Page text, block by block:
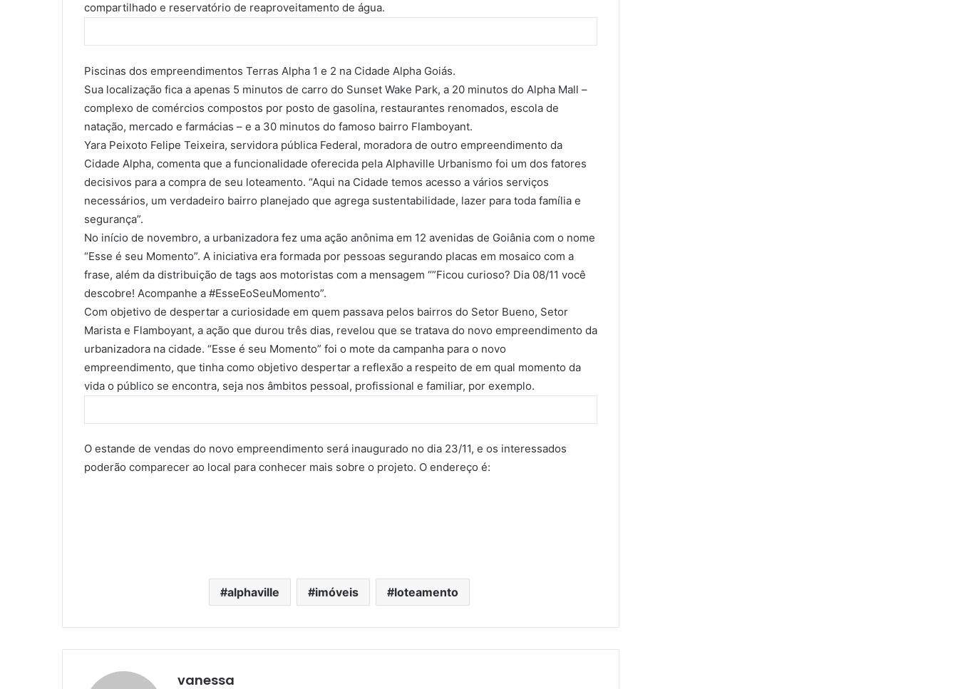
compartilhado e reservatório de reaproveitamento de água.
Piscinas dos empreendimentos Terras Alpha 1 e 2 na Cidade Alpha Goiás.
Sua localização fica a apenas 5 minutos de carro do Sunset Wake Park, a 20 minutos do Alpha Mall –
complexo de comércios compostos por posto de gasolina, restaurantes renomados, escola de
natação, mercado e farmácias – e a 30 minutos do famoso bairro Flamboyant.
Yara Peixoto Felipe Teixeira, servidora pública Federal, moradora de outro empreendimento da
Cidade Alpha, comenta que a funcionalidade oferecida pela Alphaville Urbanismo foi um dos fatores
decisivos para a compra de seu loteamento. “Aqui na Cidade temos acesso a vários serviços
necessários, um verdadeiro bairro planejado que agrega sustentabilidade, lazer para toda família e
segurança”.
No início de novembro, a urbanizadora fez uma ação anônima em 12 avenidas de Goiânia com o nome
“Esse é seu Momento”. A iniciativa era formada por pessoas segurando placas em mosaico com a
frase, além da distribuição de tags aos motoristas com a mensagem “”Ficou curioso? Dia 08/11 você
descobre! Acompanhe a #EsseEoSeuMomento”.
Com objetivo de despertar a curiosidade em quem passava pelos bairros do Setor Bueno, Setor
Marista e Flamboyant, a ação que durou três dias, revelou que se tratava do novo empreendimento da
urbanizadora na cidade. “Esse é seu Momento” foi o mote da campanha para o novo
empreendimento, que tinha como objetivo despertar a reflexão a respeito de em qual momento da
vida o público se encontra, seja nos âmbitos pessoal, profissional e familiar, por exemplo.
O estande de vendas do novo empreendimento será inaugurado no dia 23/11, e os interessados
poderão comparecer ao local para conhecer mais sobre o projeto. O endereço é:
alphaville imóveis loteamento
vanessa